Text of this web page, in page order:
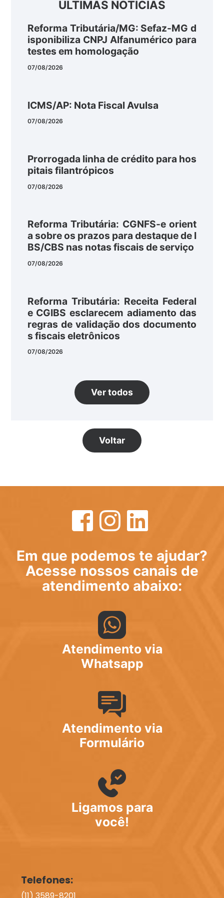
ÚLTIMAS NOTÍCIAS
Reforma Tributária/MG: Sefaz-MG d
isponibiliza CNPJ Alfanumérico para
testes em homologação
07/08/2026
ICMS/AP: Nota Fiscal Avulsa
07/08/2026
Prorrogada linha de crédito para hos
pitais filantrópicos
07/08/2026
Reforma Tributária: CGNFS-e orient
a sobre os prazos para destaque de I
BS/CBS nas notas fiscais de serviço
07/08/2026
Reforma Tributária: Receita Federal
e CGIBS esclarecem adiamento das
regras de validação dos documento
s fiscais eletrônicos
07/08/2026
Ver todos
Voltar
Em que podemos te ajudar?
Acesse nossos canais de
atendimento abaixo:
Atendimento via
Whatsapp
Atendimento via
Formulário
Ligamos para
você!
Telefones:
(11) 3589-8201